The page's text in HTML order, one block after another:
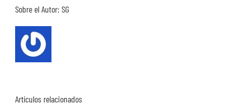
Sobre el Autor: SG
Artículos relacionados